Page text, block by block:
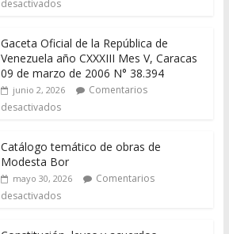
desactivados
Gaceta Oficial de la República de
Venezuela año CXXXIII Mes V, Caracas
09 de marzo de 2006 N° 38.394
junio 2, 2026
Comentarios
desactivados
Catálogo temático de obras de
Modesta Bor
mayo 30, 2026
Comentarios
desactivados